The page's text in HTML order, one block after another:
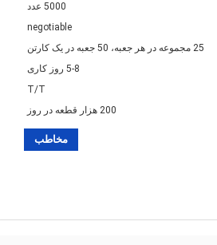
5000 عدد
negotiable
25 مجموعه در هر جعبه، 50 جعبه در یک کارتن
5-8 روز کاری
T/T
200 هزار قطعه در روز
مخاطب